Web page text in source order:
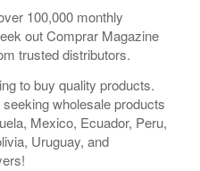
100,000 monthly
out Comprar Magazine
trusted distributors.
to buy quality products.
wholesale products
Mexico, Ecuador, Peru,
Uruguay, and